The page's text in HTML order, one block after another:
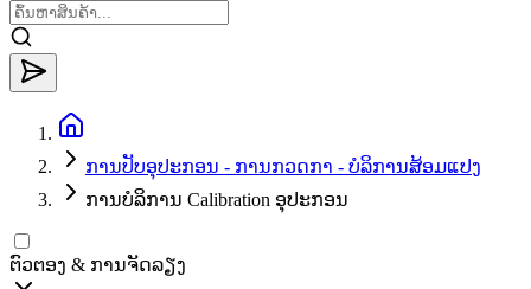
ການປັບອຸປະກອນ - ການກວດກາ - ບໍລິການສ້ອມແປງ
ການບໍລິການ Calibration ອຸປະກອນ
ຕົວຕອງ & ການຈັດລຽງ